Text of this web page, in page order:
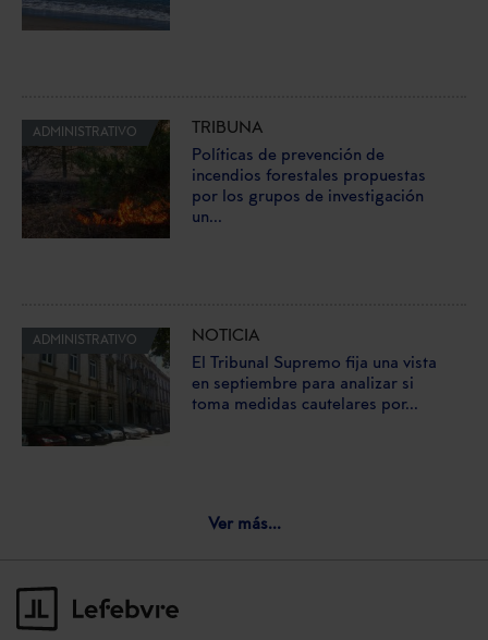
ADMINISTRATIVO
TRIBUNA
Políticas de prevención de
incendios forestales propuestas
por los grupos de investigación
un...
ADMINISTRATIVO
NOTICIA
El Tribunal Supremo fija una vista
en septiembre para analizar si
toma medidas cautelares por...
Ver más...